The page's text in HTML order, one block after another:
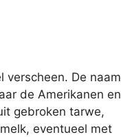
De naam
de Amerikanen en
gebroken tarwe,
eventueel met